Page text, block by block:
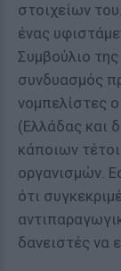
στοιχείων
ένας
Συμβούλιο
συνδυασμός
νομπελίστες
(Ελλάδας και
κάποιων
οργανισμών.
ότι
δανειστές να